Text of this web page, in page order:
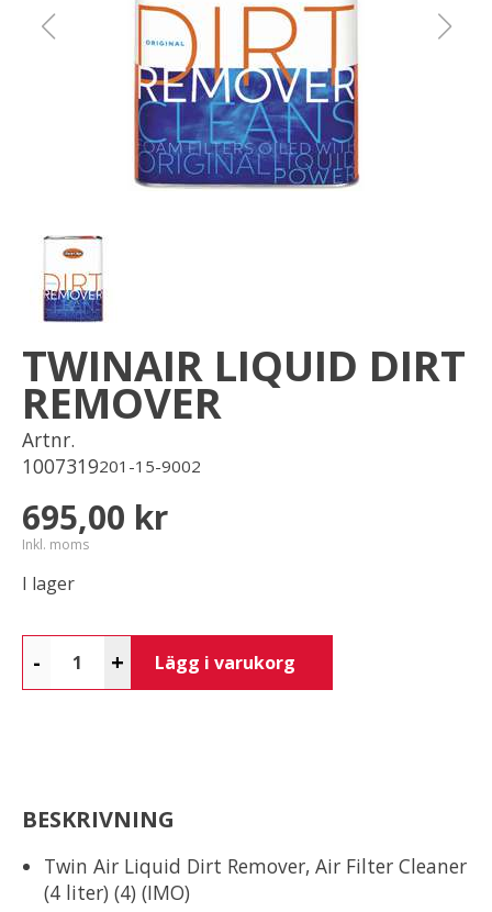
Släpvagnar & Skylift
Sprängskisser
TWINAIR LIQUID DIRT
REMOVER
Artnr.
1007319201-15-9002
695,00 kr
Inkl. moms
I lager
- + Lägg i varukorg
BESKRIVNING
Twin Air Liquid Dirt Remover, Air Filter Cleaner
(4 liter) (4) (IMO)